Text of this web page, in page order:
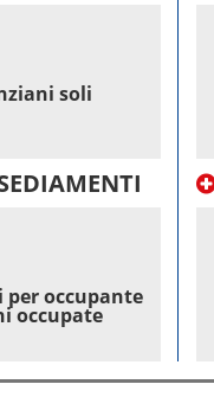
soli
occupante
occupate